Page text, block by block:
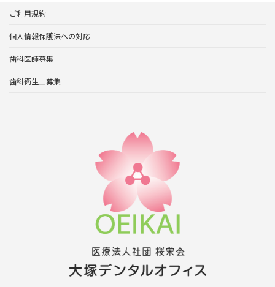
ご利用規約
個人情報保護法への対応
歯科医師募集
歯科衛生士募集